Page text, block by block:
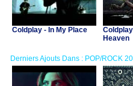
Coldplay - In My Place
Heaven
Derniers Ajouts Dans : POP/ROCK